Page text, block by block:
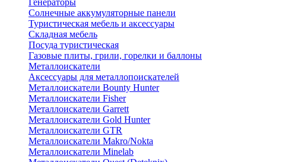
Генераторы
Солнечные аккумуляторные панели
Туристическая мебель и аксессуары
Складная мебель
Посуда туристическая
Газовые плиты, грили, горелки и баллоны
Металлоискатели
Аксессуары для металлопоискателей
Металлоискатели Bounty Hunter
Металлоискатели Fisher
Металлоискатели Garrett
Металлоискатели Gold Hunter
Металлоискатели GTR
Металлоискатели Makro/Nokta
Металлоискатели Minelab